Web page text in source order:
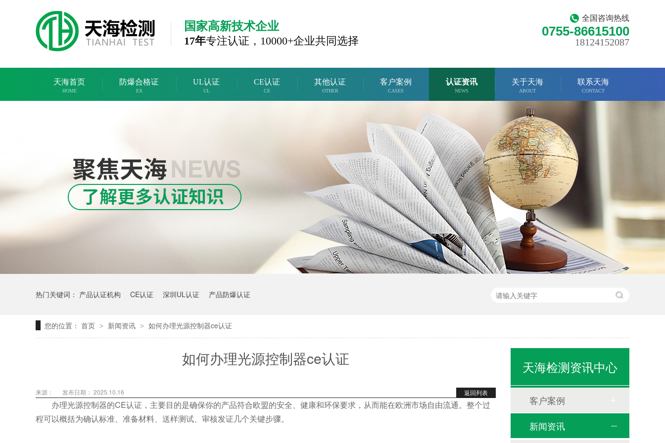
全国咨询热线
0755-86615100
18124152087
国家高新技术企业
17年专注认证， 10000+企业共同选择
天海首页
HOME
防爆合格证
EX
UL认证
UL
CE认证
CE
其他认证
OTHER
客户案例
CASES
认证资讯
NEWS
关于天海
ABOUT
联系天海
CONTACT
热门关键词： 产品认证机构 CE认证 深圳UL认证 产品防爆认证
您的位置： 首页 > 新闻资讯 > 如何办理光源控制器ce认证
如何办理光源控制器ce认证
返回列表
来源： 发布日期： 2025.10.16
办理光源控制器的CE认证，主要目的是确保你的产品符合欧盟的安全、健康和环保要求，从而能在欧洲市场自由流通。整个过
程可以概括为确认标准、准备材料、送样测试、审核发证几个关键步骤。
天海检测资讯中心
客户案例
新闻资讯